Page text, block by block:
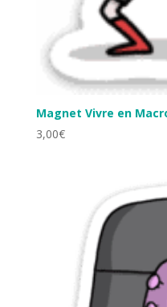
Magnet Vivre en
3,00€